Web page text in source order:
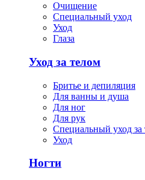
Очищение
Специальный уход
Уход
Глаза
Уход за телом
Бритье и депиляция
Для ванны и душа
Для ног
Для рук
Специальный уход за
Уход
Ногти